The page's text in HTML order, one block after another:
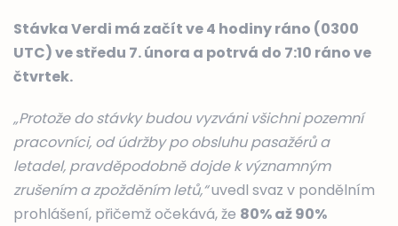
Stávka Verdi má začít ve 4 hodiny ráno (0300
UTC) ve středu 7. února a potrvá do 7:10 ráno ve
čtvrtek.
„Protože do stávky budou vyzváni všichni pozemní
pracovníci, od údržby po obsluhu pasažérů a
letadel, pravděpodobně dojde k významným
zrušením a zpožděním letů,“uvedl svaz v pondělním
prohlášení, přičemž očekává, že 80% až 90%